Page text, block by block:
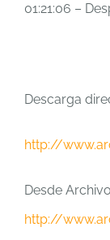
01:21:06 –
Descarga
http://
Desde
http://